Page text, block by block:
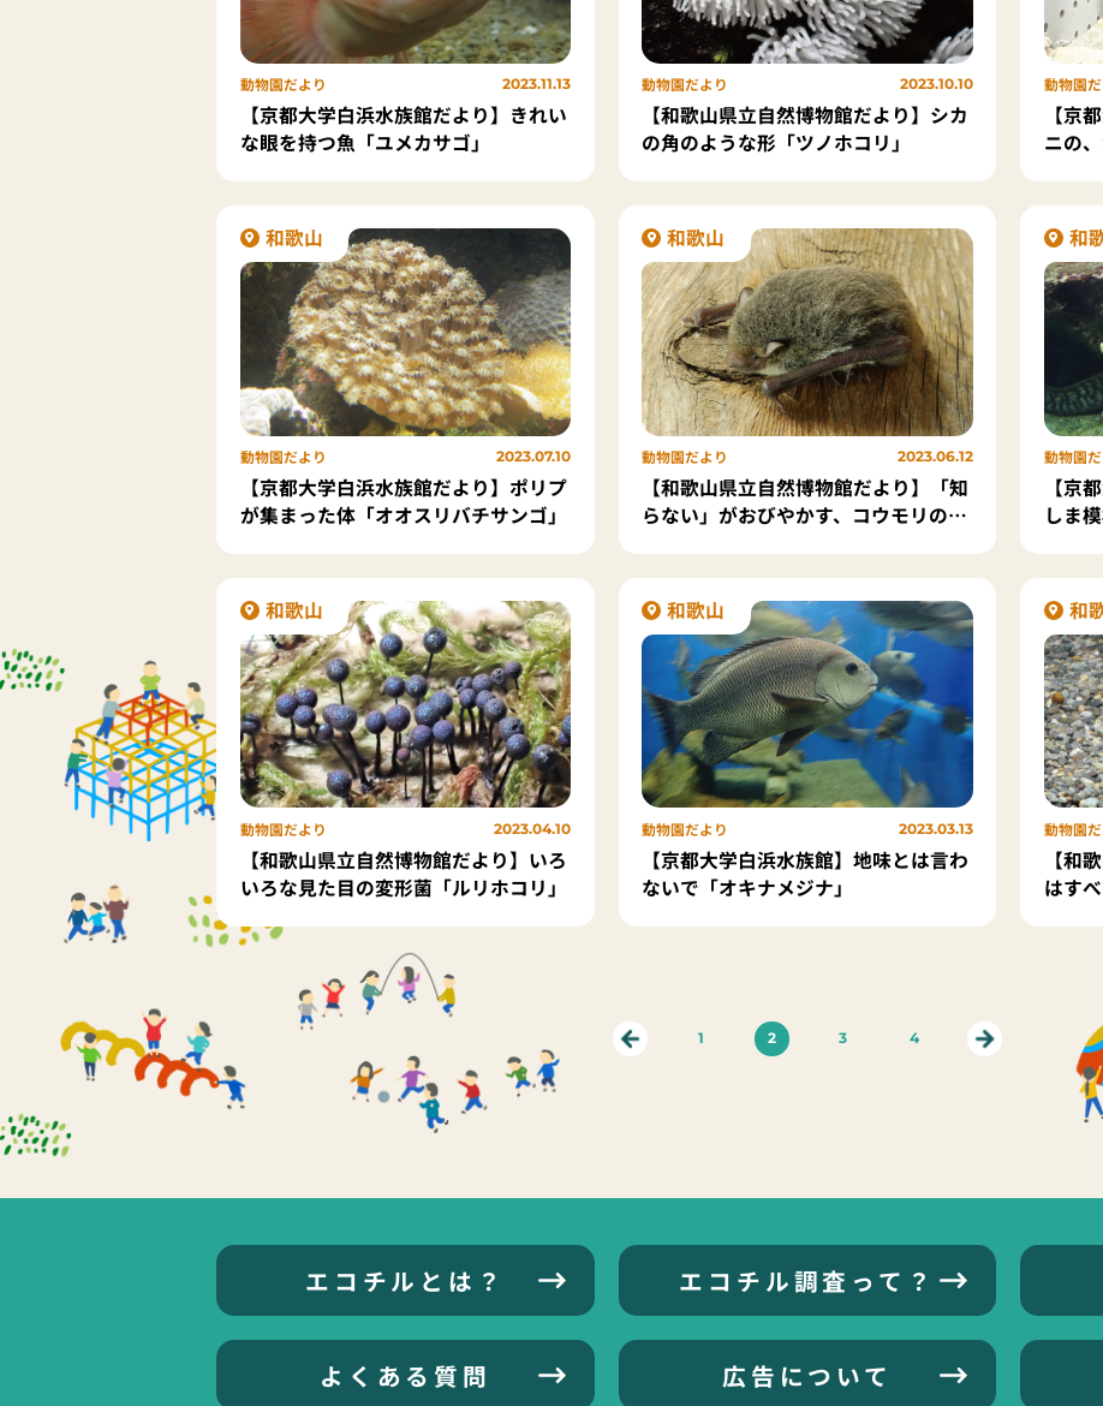
動物園だより 2023.11.13
【京都大学白浜水族館だより】きれい
な眼を持つ魚「ユメカサゴ」
動物園だより 2023.10.10
【和歌山県立自然博物館だより】シカ
の角のような形「ツノホコリ」
動物園
【京
ニの
和歌山
動物園だより 2023.07.10
【京都大学白浜水族館だより】ポリプ
が集まった体「オオスリバチサンゴ」
和歌山
動物園だより 2023.06.12
【和歌山県立自然博物館だより】「知
らない」がおびやかす、コウモリの暮
和
動物園
【京
しま
和歌山
動物園だより 2023.04.10
【和歌山県立自然博物館だより】いろ
いろな見た目の変形菌「ルリホコリ」
和歌山
動物園だより 2023.03.13
【京都大学白浜水族館】地味とは言わ
ないで「オキナメジナ」
和
動物園
【和
はす
1 2 3 4
エコチルとは？ エコチル調査って？
よくある質問 広告について